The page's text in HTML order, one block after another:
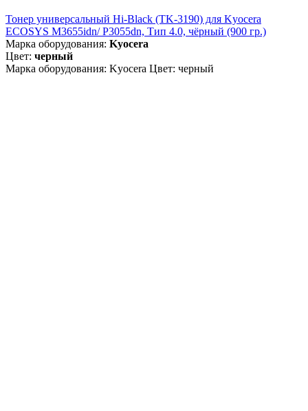
Тонер универсальный Hi-Black (TK-3190) для Kyocera
ECOSYS M3655idn/ P3055dn, Тип 4.0, чёрный (900 гр.)
Марка оборудования: Kyocera
Цвет: черный
Марка оборудования: Kyocera Цвет: черный